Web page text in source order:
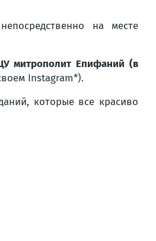
на месте
митрополит Епифаний (в
Instagram*).
которые все красиво